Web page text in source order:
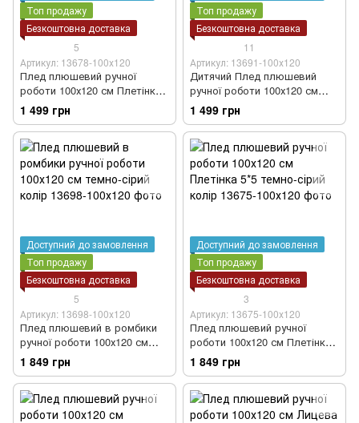
Топ продажу
Безкоштовна доставка
5
Артикул: 13678-100х120
Плед плюшевий ручної
роботи 100х120 см Плетінка
сірий колір
1 499 грн
Топ продажу
Безкоштовна доставка
11
Артикул: 13691-100х120
Дитячий Плед плюшевий
ручної роботи 100х120 см
темно-сірий колір
1 499 грн
Доступний до замовлення
Топ продажу
Безкоштовна доставка
5
Артикул: 13698-100х120
Плед плюшевий в ромбики
ручної роботи 100х120 см
темно-сірий колір
1 849 грн
Доступний до замовлення
Топ продажу
Безкоштовна доставка
3
Артикул: 13675-100х120
Плед плюшевий ручної
роботи 100х120 см Плетінка
5*5 темно-сірий колір
1 849 грн